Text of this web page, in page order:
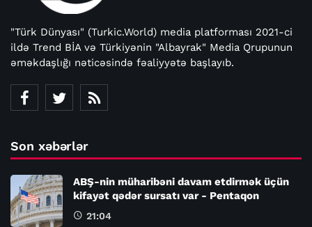
"Türk Dünyası" (Turkic.World) media platforması 2021-ci
ildə Trend BİA və Türkiyənin "Albayrak" Media Qrupunun
əməkdaşlığı nəticəsində fəaliyyətə başlayıb.
Son xəbərlər
ABŞ-nin müharibəni davam etdirmək üçün
kifayət qədər sursatı var - Pentaqon
21:04